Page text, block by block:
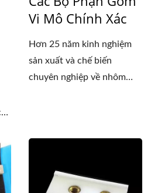
Vi Mô Chính Xác
Hơn 25 năm kinh nghiệm
sản xuất và chế biến
chuyên nghiệp về nhôm